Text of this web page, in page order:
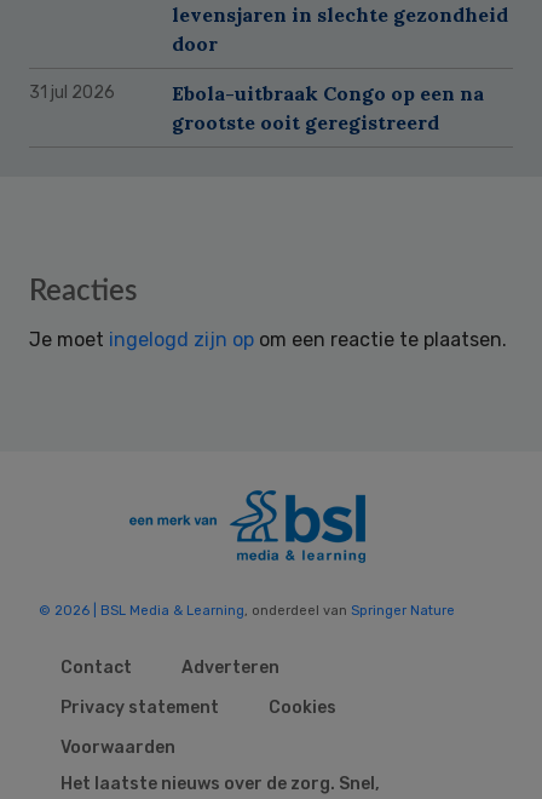
levensjaren in slechte gezondheid
door
31 jul 2026
Ebola-uitbraak Congo op een na
grootste ooit geregistreerd
Reader
Reacties
Je moet ingelogd zijn op om een reactie te plaatsen.
© 2026 | BSL Media & Learning , onderdeel van Springer Nature
Contact
Adverteren
Privacy statement
Cookies
Voorwaarden
Het laatste nieuws over de zorg. Snel,